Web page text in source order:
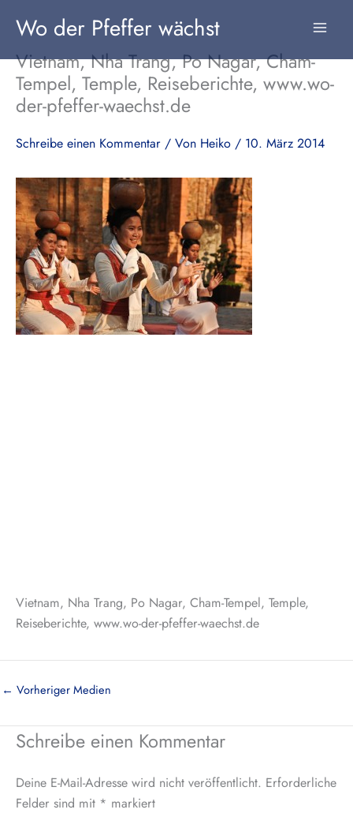
InhaltWo der Pfeffer wächst
Vietnam, Nha Trang, Po Nagar, Cham-
Tempel, Temple, Reiseberichte, www.wo-
der-pfeffer-waechst.de
Schreibe einen Kommentar / Von Heiko / 10. März 2014
Vietnam, Nha Trang, Po Nagar, Cham-Tempel, Temple,
Reiseberichte, www.wo-der-pfeffer-waechst.de
← Vorheriger Medien
Schreibe einen Kommentar
Deine E-Mail-Adresse wird nicht veröffentlicht. Erforderliche
Felder sind mit * markiert